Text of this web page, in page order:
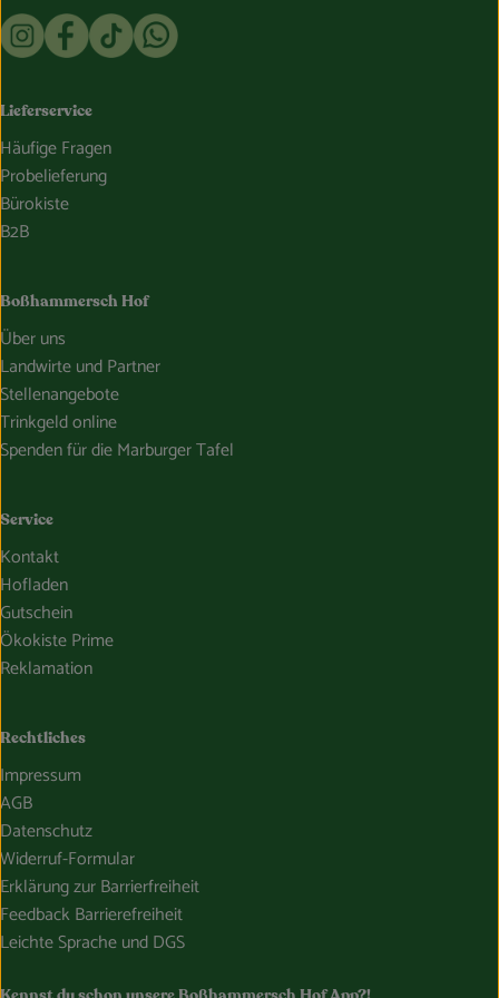
Externer Link zu https://www.instagram.com/
Externer Link zu https://www.facebook.com/
Externer Link zu https://www.tiktok.com/
Externer Link zu https://whatsapp.com/
Lieferservice
Häufige Fragen
Probelieferung
Bürokiste
B2B
Boßhammersch Hof
Über uns
Landwirte und Partner
Stellenangebote
Trinkgeld online
Spenden für die Marburger Tafel
Service
Kontakt
Hofladen
Gutschein
Ökokiste Prime
Reklamation
Rechtliches
Impressum
AGB
Datenschutz
Widerruf-Formular
Erklärung zur Barrierfreiheit
Feedback Barrierefreiheit
Leichte Sprache und DGS